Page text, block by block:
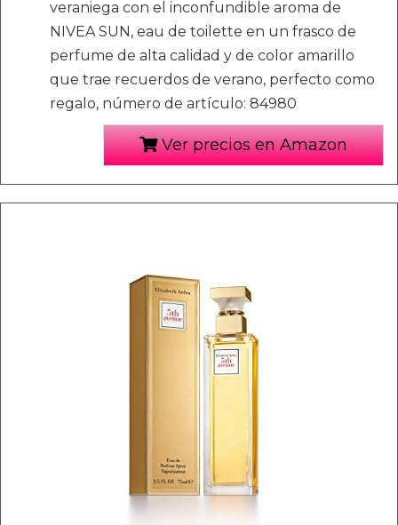
veraniega con el inconfundible aroma de
NIVEA SUN, eau de toilette en un frasco de
perfume de alta calidad y de color amarillo
que trae recuerdos de verano, perfecto como
regalo, número de artículo: 84980
Ver precios en Amazon